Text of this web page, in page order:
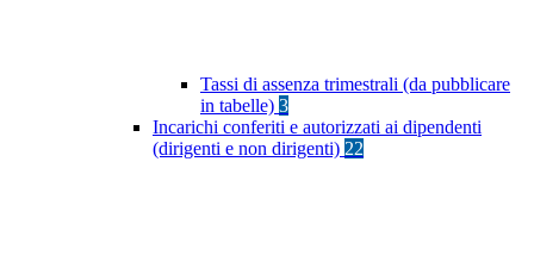
Tassi di assenza trimestrali (da pubblicare
in tabelle) 3
Incarichi conferiti e autorizzati ai dipendenti
(dirigenti e non dirigenti) 22